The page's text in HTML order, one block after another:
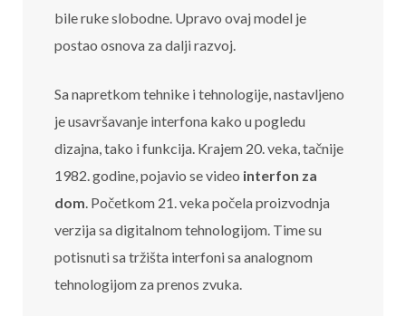
bile ruke slobodne. Upravo ovaj model je
postao osnova za dalji razvoj.
Sa napretkom tehnike i tehnologije, nastavljeno
je usavršavanje interfona kako u pogledu
dizajna, tako i funkcija. Krajem 20. veka, tačnije
1982. godine, pojavio se video interfon za
dom. Početkom 21. veka počela proizvodnja
verzija sa digitalnom tehnologijom. Time su
potisnuti sa tržišta interfoni sa analognom
tehnologijom za prenos zvuka.